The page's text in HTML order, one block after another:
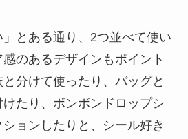
とある通り、2つ並べて使い
のあるデザインもポイント
分けて使ったり、バッグと
たり、ボンボンドロップシ
ョンしたりと、シール好き